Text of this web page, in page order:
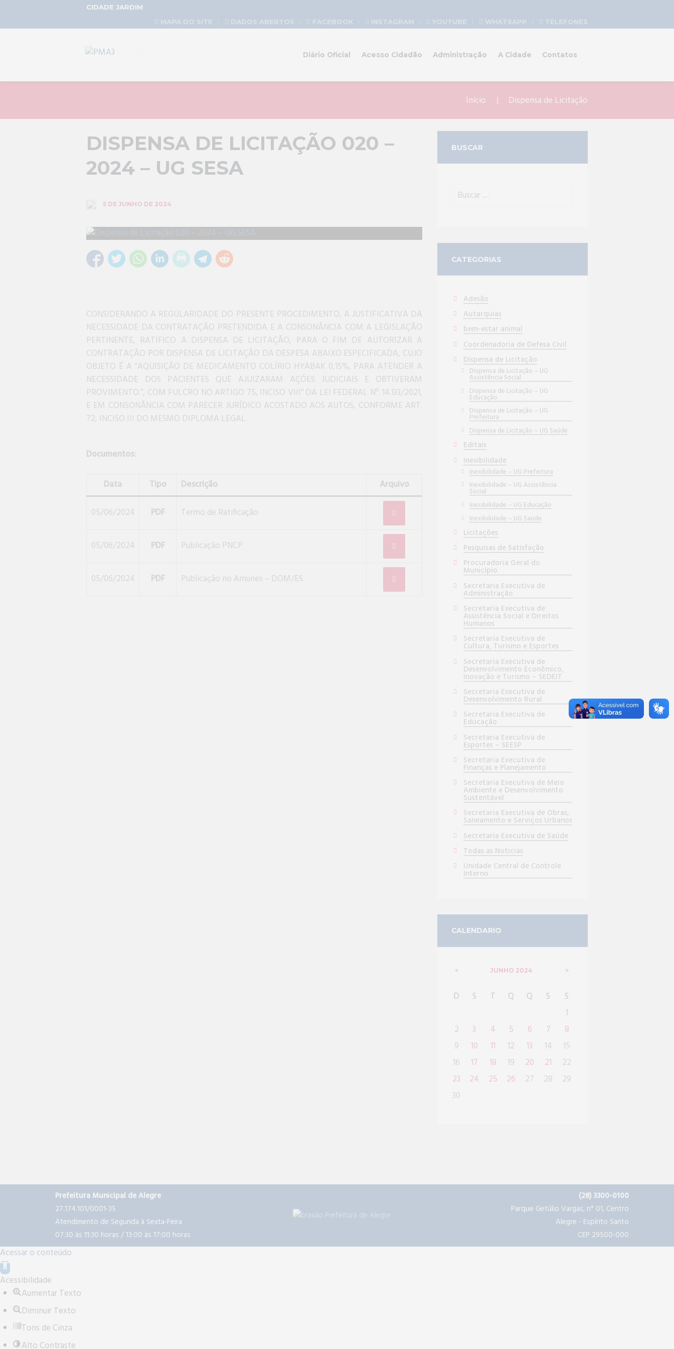
CIDADE JARDIM
MAPA DO SITE
DADOS ABERTOS FACEBOOK INSTAGRAM YOUTUBE WHATSAPP TELEFONES
Diário Oficial Acesso Cidadão Administração A Cidade Contatos
Início Dispensa de Licitação
DISPENSA DE LICITAÇÃO 020 –
2024 – UG SESA
5 DE JUNHO DE 2024
CONSIDERANDO A REGULARIDADE DO PRESENTE PROCEDIMENTO, A JUSTIFICATIVA DA
NECESSIDADE DA CONTRATAÇÃO PRETENDIDA E A CONSONÂNCIA COM A LEGISLAÇÃO
PERTINENTE, RATIFICO A DISPENSA DE LICITAÇÃO, PARA O FIM DE AUTORIZAR A
CONTRATAÇÃO POR DISPENSA DE LICITAÇÃO DA DESPESA ABAIXO ESPECIFICADA, CUJO
OBJETO É A “AQUISIÇÃO DE MEDICAMENTO COLÍRIO HYABAK 0,15%, PARA ATENDER A
NECESSIDADE DOS PACIENTES QUE AJUIZARAM AÇÕES JUDICIAIS E OBTIVERAM
PROVIMENTO.”, COM FULCRO NO ARTIGO 75, INCISO VIII” DA LEI FEDERAL Nº. 14.133/2021,
E EM CONSONÂNCIA COM PARECER JURÍDICO ACOSTADO AOS AUTOS, CONFORME ART.
72, INCISO III DO MESMO DIPLOMA LEGAL.
Documentos:
Data Tipo Descrição Arquivo
05/06/2024 PDF Termo de Ratificação
05/06/2024 PDF Publicação PNCP
05/06/2024 PDF Publicação no Amunes – DOM/ES.
BUSCAR
CATEGORIAS
Adesão
Autarquias
bem-estar animal
Coordenadoria de Defesa Civil
Dispensa de Licitação
Dispensa de Licitação – UG
Assistência Social
Dispensa de Licitação – UG
Educação
Dispensa de Licitação – UG
Prefeitura
Dispensa de Licitação – UG Saúde
Editais
Inexibilidade
Inexibilidade – UG Prefeitura
Inexibilidade – UG Assistência
Social
Inexibilidade – UG Educação
Inexibilidade – UG Saúde
Licitações
Pesquisas de Satisfação
Procuradoria Geral do
Município
Secretaria Executiva de
Administração
Secretaria Executiva de
Assistência Social e Direitos
Humanos
Secretaria Executiva de
Cultura, Turismo e Esportes
Secretaria Executiva de
Desenvolvimento Econômico,
Inovação e Turismo – SEDEIT
Secretaria Executiva de
Desenvolvimento Rural
Secretaria Executiva de
Educação
Secretaria Executiva de
Esportes – SEESP
Secretaria Executiva de
Finanças e Planejamento
Secretaria Executiva de Meio
Ambiente e Desenvolvimento
Sustentável
Secretaria Executiva de Obras,
Saneamento e Serviços Urbanos
Secretaria Executiva de Saúde
Todas as Noticias
Unidade Central de Controle
Interno
CALENDARIO
JUNHO 2024
D S T Q Q S
S
1
2
3 4 5 6 7
8
9
10 11 12 13 14
15
16
17 18 19 20 21
22
23
24 25 26 27 28
29
30
Prefeitura Municipal de Alegre
27.174.101/0001-35
Atendimento de Segunda à Sexta-Feira
07:30 às 11:30 horas / 13:00 às 17:00 horas
(28) 3300-0100
Parque Getúlio Vargas, n° 01, Centro
Alegre - Espírito Santo
CEP 29500-000
Acessar o conteúdo
A
b
b
Acessibilidade
Aumentar Texto
Diminuir Texto
Tons de Cinza
Alto Contraste